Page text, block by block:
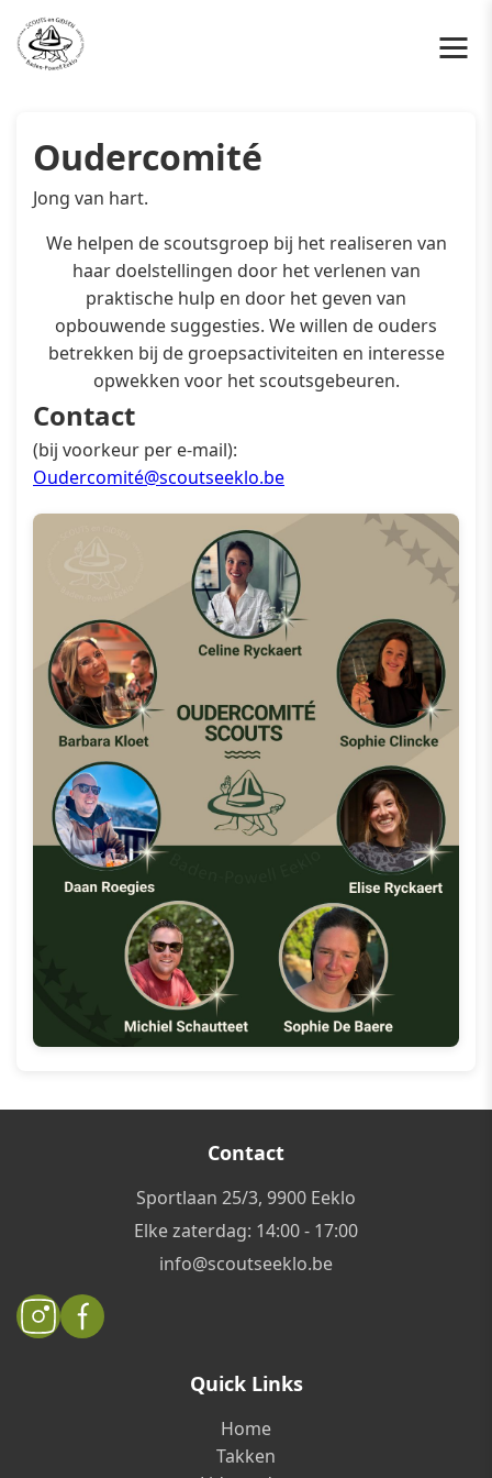
Oudercomité
Jong van hart.
We helpen de scoutsgroep bij het realiseren van
haar doelstellingen door het verlenen van
praktische hulp en door het geven van
opbouwende suggesties. We willen de ouders
betrekken bij de groepsactiviteiten en interesse
opwekken voor het scoutsgebeuren.
Contact
(bij voorkeur per e-mail):
Oudercomité@scoutseeklo.be
Contact
Sportlaan 25/3, 9900 Eeklo
Elke zaterdag: 14:00 - 17:00
info@scoutseeklo.be
Quick Links
Home
Takken